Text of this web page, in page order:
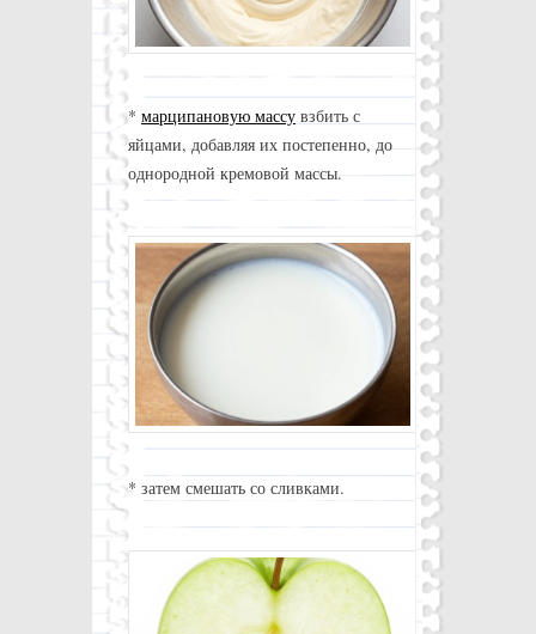
* марципановую массувзбить с
яйцами, добавляя их постепенно, до
однородной кремовой массы.
* затем смешать со сливками.